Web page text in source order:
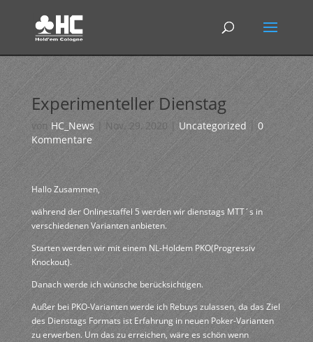
Experimenteller Dienstag
von HC_News | Nov. 29, 2020 | Uncategorized |0
Kommentare
Hallo Zusammen,
während der Onlinestaffel 5 werden wir dienstags MTT´s in
verschiedenen Varianten anbieten.
Starten werden wir mit einem NL-Holdem PKO(Progressiv
Knockout).
Danach werde ich wünsche berücksichtigen.
Außer bei PKO-Varianten werde ich Rebuys zulassen, da das Ziel
des Dienstags Formats ist Erfahrung in neuen Poker-Varianten
zu erwerben. Um das zu erreichen, wäre es schön wenn